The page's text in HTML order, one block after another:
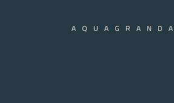
AQUAGRANDA